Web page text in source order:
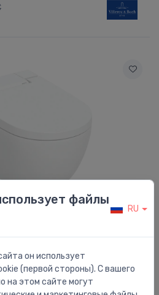
stiprināms pie sienas,
файлы
RU
он использует
(первой стороны). С вашего
на этом сайте могут